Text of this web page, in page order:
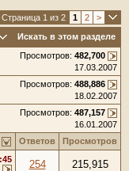
Страница 1 из 2 1 2 >
Искать в этом разделе
Просмотров: 482,700
17.03.2007
Просмотров: 488,886
18.02.2007
Просмотров: 487,157
16.01.2007
Ответов Просмотров
254
215,915